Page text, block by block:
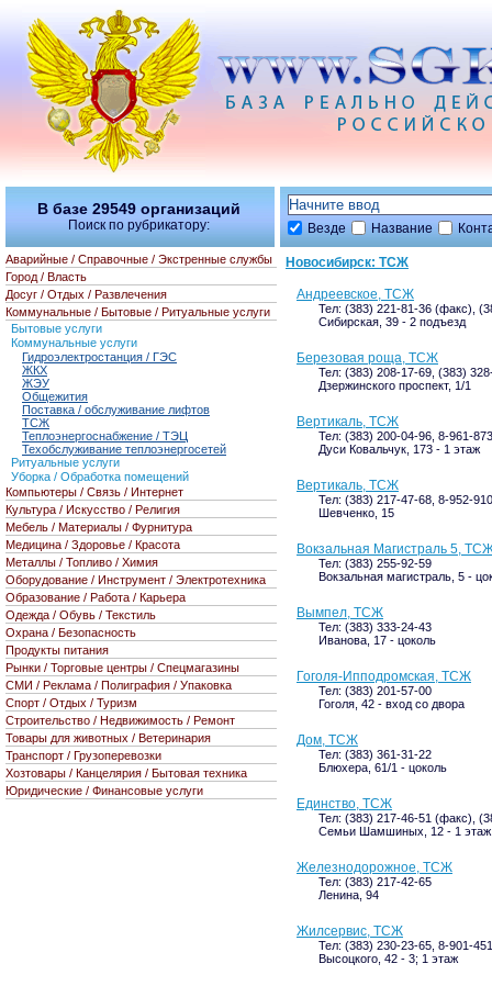
Везде Название
Новосибирск: ТСЖ
Андреевское, ТСЖ
Тел: (383) 221-81-36 (факс),
Сибирская, 39 - 2 подъезд
Березовая роща, ТСЖ
Тел: (383) 208-17-69, (383)
Дзержинского проспект, 1/1
Вертикаль, ТСЖ
Тел: (383) 200-04-96, 8-961-
Дуси Ковальчук, 173 - 1 этаж
Вертикаль, ТСЖ
Тел: (383) 217-47-68, 8-952-
Шевченко, 15
Вокзальная Магистраль 5,
Тел: (383) 255-92-59
Вокзальная магистраль, 5 -
Вымпел, ТСЖ
Тел: (383) 333-24-43
Иванова, 17 - цоколь
Гоголя-Ипподромская, ТСЖ
Тел: (383) 201-57-00
Гоголя, 42 - вход со двора
Дом, ТСЖ
Тел: (383) 361-31-22
Блюхера, 61/1 - цоколь
Единство, ТСЖ
Тел: (383) 217-46-51 (факс),
Семьи Шамшиных, 12 - 1 этаж
Железнодорожное, ТСЖ
Тел: (383) 217-42-65
Ленина, 94
Жилсервис, ТСЖ
Тел: (383) 230-23-65, 8-901-
Высоцкого, 42 - 3; 1 этаж
В базе 29549 организаций
Поиск по рубрикатору:
Аварийные / Справочные / Экстренные службы
Город / Власть
Досуг / Отдых / Развлечения
Коммунальные / Бытовые / Ритуальные услуги
Бытовые услуги
Коммунальные услуги
Гидроэлектростанция / ГЭС
ЖКХ
ЖЭУ
Общежития
Поставка / обслуживание лифтов
ТСЖ
Теплоэнергоснабжение / ТЭЦ
Техобслуживание теплоэнергосетей
Ритуальные услуги
Уборка / Обработка помещений
Компьютеры / Связь / Интернет
Культура / Искусство / Религия
Мебель / Материалы / Фурнитура
Медицина / Здоровье / Красота
Металлы / Топливо / Химия
Оборудование / Инструмент / Электротехника
Образование / Работа / Карьера
Одежда / Обувь / Текстиль
Охрана / Безопасность
Продукты питания
Рынки / Торговые центры / Спецмагазины
СМИ / Реклама / Полиграфия / Упаковка
Спорт / Отдых / Туризм
Строительство / Недвижимость / Ремонт
Товары для животных / Ветеринария
Транспорт / Грузоперевозки
Хозтовары / Канцелярия / Бытовая техника
Юридические / Финансовые услуги